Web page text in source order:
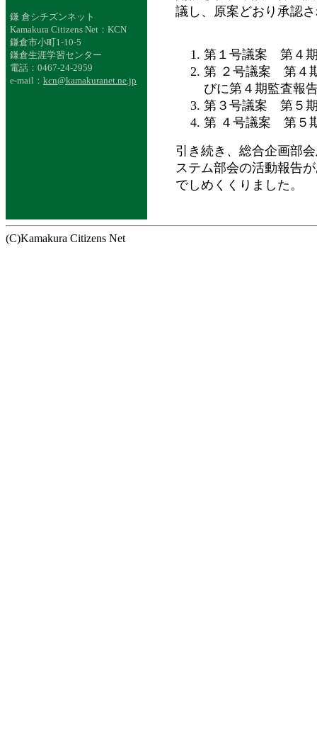
議し、原案どおり承認
第１号議案 第４
第 ２号議案 第４
びに第４期監査報
第３号議案 第５
第 ４号議案 第５
引き続き、総合企画部
ステム部会の活動報告
でしめくくりました。
鎌 倉シチズンネット
Kamakura Citizens Net：KCN
鎌倉市小町1-10-5
鎌倉生涯学習センター
電話：0467-24-2959
e-mail： kcn@kamakuranet.ne.jp
(C)Kamakura Citizens Net